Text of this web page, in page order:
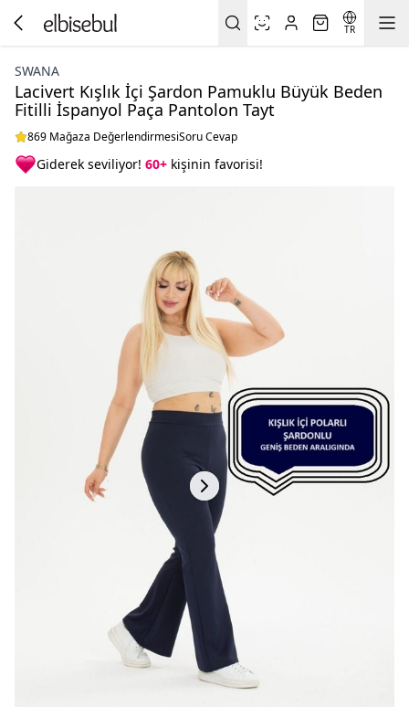
TR
SWANA
Lacivert Kışlık İçi Şardon Pamuklu Büyük Beden
Fitilli İspanyol Paça Pantolon Tayt
869 Mağaza DeğerlendirmesiSoru Cevap
Giderek seviliyor! 60+ kişinin favorisi!